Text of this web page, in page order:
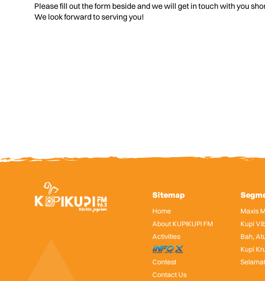
Please fill out the form beside and we will get in touch with you
We look forward to serving you!
Sitemap
Home
About KUPIKUPI FM
Activities
InfoX
Contest
Contact Us
Maxis
Kupi
Bah,
Kupi